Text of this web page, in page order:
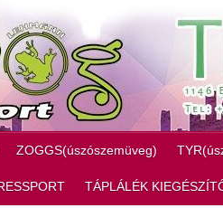
ZOGGS(úszószemüveg)
TÁPLÁLÉK